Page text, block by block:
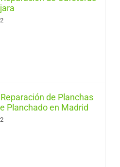
de Planchas
Planchado en Madrid